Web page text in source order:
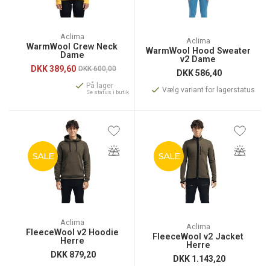
Aclima
WarmWool Crew Neck
Dame
DKK389,60 DKK 600,00
På lager
Se status i butik
Aclima
WarmWool Hood Sweater
v2 Dame
DKK586,40
Vælg variant for lagerstatus
SALE
Aclima
FleeceWool v2 Hoodie
Herre
DKK 879,20
SALE
Aclima
FleeceWool v2 Jacket
Herre
DKK 1.143,20